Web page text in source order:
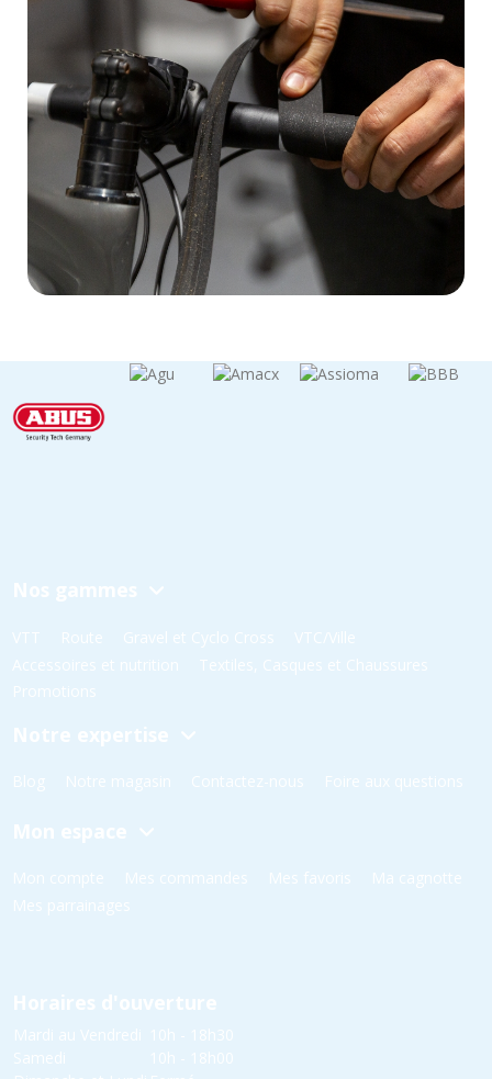
Nos gammes
VTT Route Gravel et Cyclo Cross
VTC/Ville
Accessoires et nutrition
Textiles, Casques et Chaussures
Promotions
Notre expertise
Blog Notre magasin Contactez-nous Foire aux questions
Mon espace
Mon compte Mes commandes Mes favoris
Ma cagnotte
Mes parrainages
Horaires d'ouverture
Mardi au Vendredi
10h - 18h30
Samedi
10h - 18h00